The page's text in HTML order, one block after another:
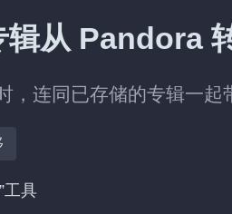
辑从 Pandora
连同已存储的专辑一起
工具